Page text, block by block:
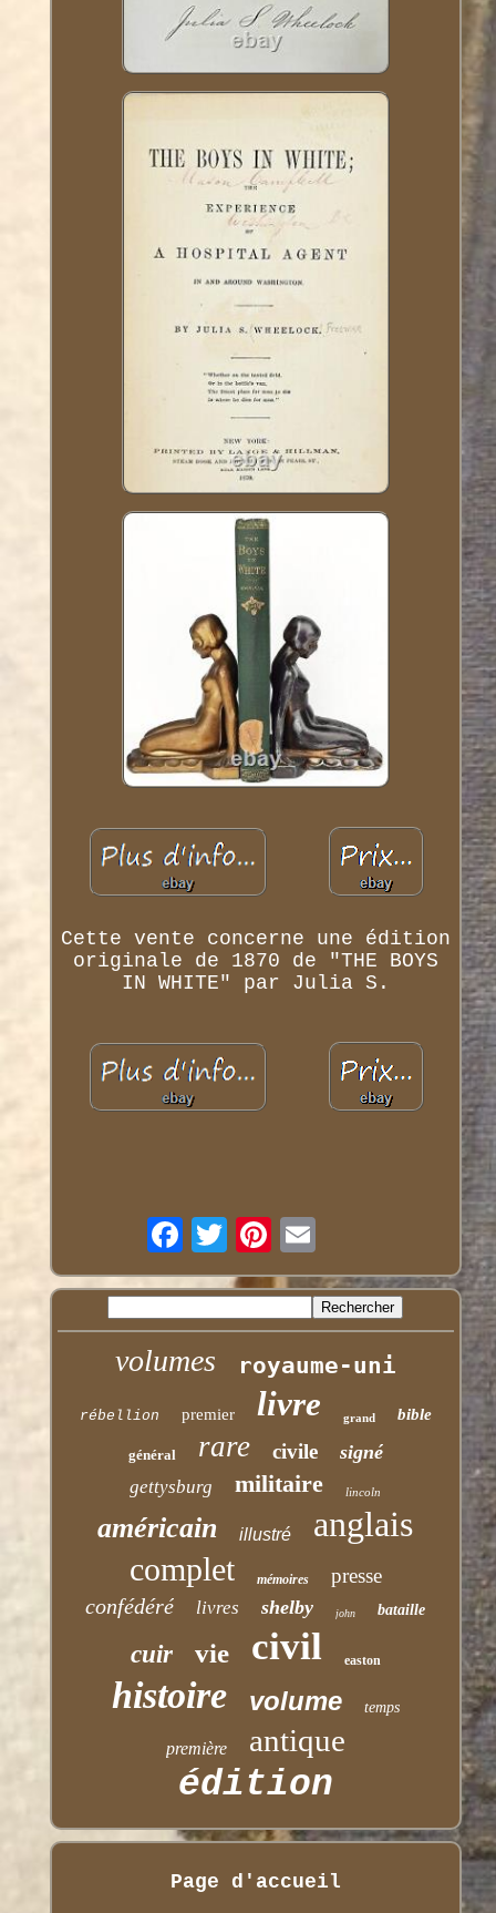
Cette vente concerne une édition
originale de 1870 de "THE BOYS
IN WHITE" par Julia S.
volumes royaume-uni
rébellion premier livre grand bible
général rare civile signé
gettysburg militaire lincoln
américain illustré anglais
complet mémoires presse
confédéré livres shelby john bataille
cuir vie civil easton
histoire volume temps
première antique
édition
Page d'accueil